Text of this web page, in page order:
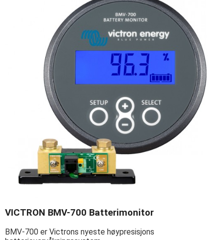
VICTRON BMV-700 Batterimonitor
BMV-700 er Victrons nyeste høypresisjons